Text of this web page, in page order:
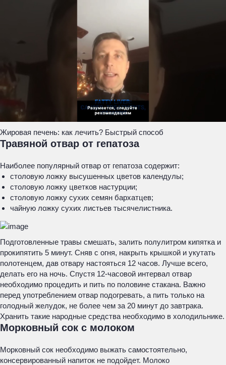
Жировая печень: как лечить? Быстрый способ
Травяной отвар от гепатоза
Наиболее популярный отвар от гепатоза содержит:
столовую ложку высушенных цветов календулы;
столовую ложку цветков настурции;
столовую ложку сухих семян бархатцев;
чайную ложку сухих листьев тысячелистника.
Подготовленные травы смешать, залить полулитром кипятка и
прокипятить 5 минут. Сняв с огня, накрыть крышкой и укутать
полотенцем, дав отвару настояться 12 часов. Лучше всего,
делать его на ночь. Спустя 12-часовой интервал отвар
необходимо процедить и пить по половине стакана. Важно
перед употреблением отвар подогревать, а пить только на
голодный желудок, не более чем за 20 минут до завтрака.
Хранить такие народные средства необходимо в холодильнике.
Морковный сок с молоком
Морковный сок необходимо выжать самостоятельно,
консервированный напиток не подойдет. Молоко